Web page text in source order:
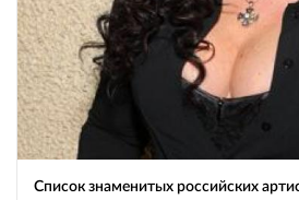
Список знаменитых российских